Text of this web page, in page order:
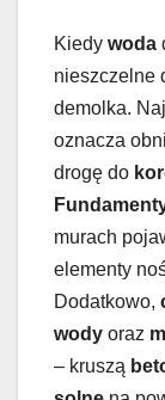
Kiedy woda
nieszczelne
demolka.
oznacza
drogę do
murach
elementy
Dodatkowo,
wody oraz
– kruszą